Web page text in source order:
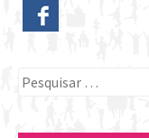
Pesquisar